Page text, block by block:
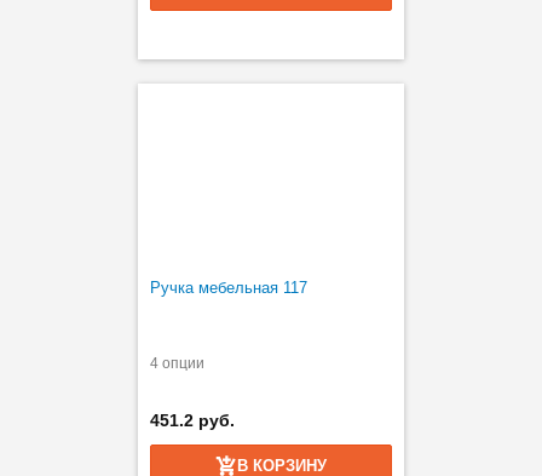
Ручка мебельная 117
4 опции
451.2 руб.
В КОРЗИНУ